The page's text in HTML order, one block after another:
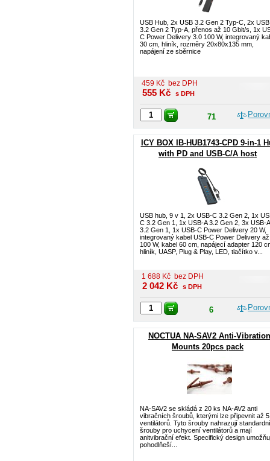
USB Hub, 2x USB 3.2 Gen 2 Typ-C, 2x USB
3.2 Gen 2 Typ-A, přenos až 10 Gbit/s, 1x
C Power Delivery 3.0 100 W, integrovaný
30 cm, hliník, rozměry 20x80x135 mm,
napájení ze sběrnice
459 Kč bez DPH
555 Kč s DPH
71
ICY BOX IB-HUB1743-CPD 9-in-1
with PD and USB-C/A host
USB hub, 9 v 1, 2x USB-C 3.2 Gen 2, 1x
C 3.2 Gen 1, 1x USB-A 3.2 Gen 2, 3x USB-A
3.2 Gen 1, 1x USB-C Power Delivery 20 W,
integrovaný kabel USB-C Power Delivery až
100 W, kabel 60 cm, napájecí adapter 120
hliník, UASP, Plug & Play, LED, tlačítko v...
1 688 Kč bez DPH
2 042 Kč s DPH
6
NOCTUA NA-SAV2 Anti-Vibration
Mounts 20pcs pack
NA-SAV2 se skládá z 20 ks NA-AV2 anti
vibračních šroubů, kterými lze připevnit až 5
ventilátorů. Tyto šrouby nahrazují standardní
šrouby pro uchycení ventilátorů a mají
anitvibrační efekt. Specifický design
pohodlňeší...